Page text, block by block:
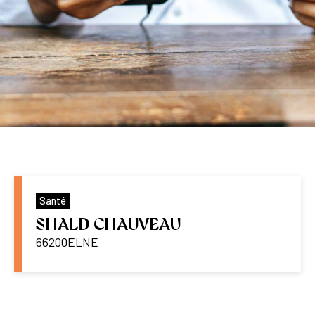
Santé
SHALD CHAUVEAU
66200ELNE